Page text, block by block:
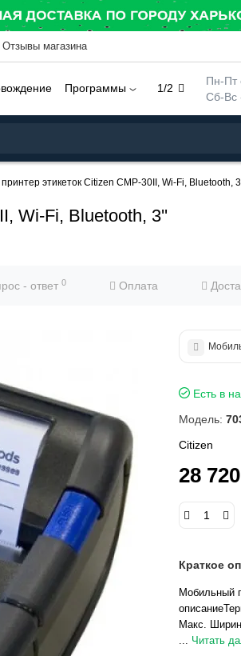
Отзывы магазина
Пн-Пт
Сб-Вс
1/2
Программы
этикеток Citizen CMP-30II, Wi-Fi, Bluetooth,
Wi-Fi, Bluetooth, 3''
- ответ 0 Оплата
Есть в
Модель:
Citizen
28
Краткое
Мобильный
Макс.
... Читать